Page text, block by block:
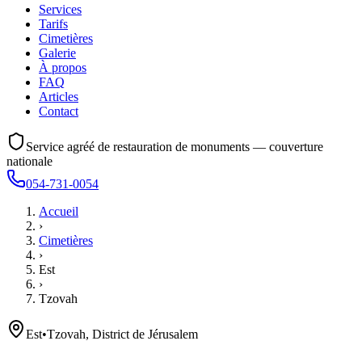
Services
Tarifs
Cimetières
Galerie
À propos
FAQ
Articles
Contact
Service agréé de restauration de monuments — couverture
nationale
054-731-0054
Accueil
›
Cimetières
›
Est
›
Tzovah
Est•Tzovah, District de Jérusalem